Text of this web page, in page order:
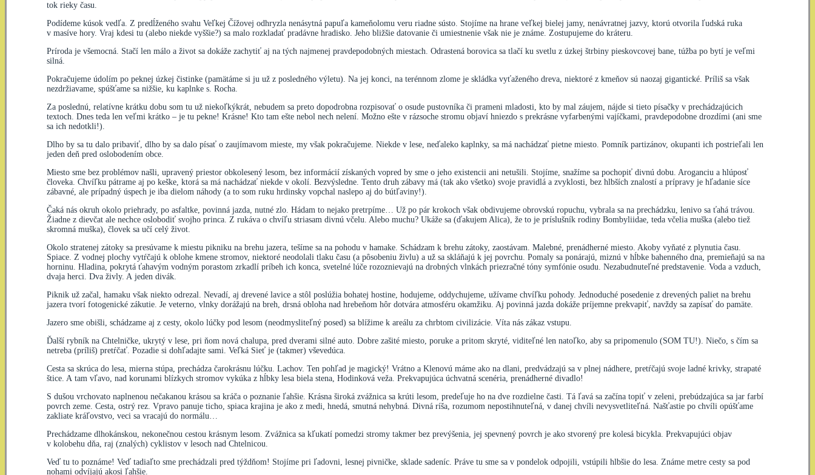
tok rieky času.
Podídeme kúsok vedľa. Z predĺženého svahu Veľkej Čížovej odhryzla nenásytná papuľa kameňolomu veru riadne sústo. Stojíme na hrane veľkej bielej jamy, nenávratnej jazvy, ktorú otvorila ľudská ruka
v masíve hory. Vraj kdesi tu (alebo niekde vyššie?) sa malo rozkladať pradávne hradisko. Jeho bližšie datovanie či umiestnenie však nie je známe. Zostupujeme do kráteru.
Príroda je všemocná. Stačí len málo a život sa dokáže zachytiť aj na tých najmenej pravdepodobných miestach. Odrastená borovica sa tlačí ku svetlu z úzkej štrbiny pieskovcovej bane, túžba po bytí je veľmi
silná.
Pokračujeme údolím po peknej úzkej čistinke (pamätáme si ju už z posledného výletu). Na jej konci, na terénnom zlome je skládka vyťaženého dreva, niektoré z kmeňov sú naozaj gigantické. Príliš sa však
nezdržiavame, spúšťame sa nižšie, ku kaplnke s. Rocha.
Za poslednú, relatívne krátku dobu som tu už niekoľkýkrát, nebudem sa preto dopodrobna rozpisovať o osude pustovníka či prameni mladosti, kto by mal záujem, nájde si tieto písačky v prechádzajúcich
textoch. Dnes teda len veľmi krátko – je tu pekne! Krásne! Kto tam ešte nebol nech nelení. Možno ešte v rázsoche stromu objaví hniezdo s prekrásne vyfarbenými vajíčkami, pravdepodobne drozdími (ani sme
sa ich nedotkli!).
Dlho by sa tu dalo pribaviť, dlho by sa dalo písať o zaujímavom mieste, my však pokračujeme. Niekde v lese, neďaleko kaplnky, sa má nachádzať pietne miesto. Pomník partizánov, okupanti ich postrieľali len
jeden deň pred oslobodením obce.
Miesto sme bez problémov našli, upravený priestor obkolesený lesom, bez informácií získaných vopred by sme o jeho existencii ani netušili. Stojíme, snažíme sa pochopiť divnú dobu. Aroganciu a hlúposť
človeka. Chvíľku pátrame aj po keške, ktorá sa má nachádzať niekde v okolí. Bezvýsledne. Tento druh zábavy má (tak ako všetko) svoje pravidlá a zvyklosti, bez hlbších znalostí a prípravy je hľadanie síce
zábavné, ale prípadný úspech je iba dielom náhody (a to som ruku hrdinsky vopchal naslepo aj do bútľaviny!).
Čaká nás okruh okolo priehrady, po asfaltke, povinná jazda, nutné zlo. Hádam to nejako pretrpíme… Už po pár krokoch však obdivujeme obrovskú ropuchu, vybrala sa na prechádzku, lenivo sa ťahá trávou.
Žiadne z dievčat ale nechce oslobodiť svojho princa. Z rukáva o chvíľu striasam divnú včelu. Alebo muchu? Ukáže sa (ďakujem Alica), že to je príslušník rodiny Bombyliidae, teda včelia muška (alebo tiež
skromná muška), človek sa učí celý život.
Okolo stratenej zátoky sa presúvame k miestu pikniku na brehu jazera, tešíme sa na pohodu v hamake. Schádzam k brehu zátoky, zaostávam. Malebné, prenádherné miesto. Akoby vyňaté z plynutia času.
Spiace. Z vodnej plochy vytŕčajú k oblohe kmene stromov, niektoré neodolali tlaku času (a pôsobeniu živlu) a už sa skláňajú k jej povrchu. Pomaly sa ponárajú, miznú v hĺbke bahenného dna, premieňajú sa na
horninu. Hladina, pokrytá ťahavým vodným porastom zrkadlí príbeh ich konca, svetelné lúče rozoznievajú na drobných vlnkách priezračné tóny symfónie osudu. Nezabudnuteľné predstavenie. Voda a vzduch,
dvaja herci. Dva živly. A jeden divák.
Piknik už začal, hamaku však niekto odrezal. Nevadí, aj drevené lavice a stôl poslúžia bohatej hostine, hodujeme, oddychujeme, užívame chvíľku pohody. Jednoduché posedenie z drevených paliet na brehu
jazera tvorí fotogenické zákutie. Je veterno, vlnky dorážajú na breh, drsná obloha nad hrebeňom hôr dotvára atmosféru okamžiku. Aj povinná jazda dokáže príjemne prekvapiť, navždy sa zapísať do pamäte.
Jazero sme obišli, schádzame aj z cesty, okolo lúčky pod lesom (neodmysliteľný posed) sa blížime k areálu za chrbtom civilizácie. Víta nás zákaz vstupu.
Ďalší rybník na Chtelničke, ukrytý v lese, pri ňom nová chalupa, pred dverami silné auto. Dobre zašité miesto, poruke a pritom skryté, viditeľné len natoľko, aby sa pripomenulo (SOM TU!). Niečo, s čím sa
netreba (príliš) pretŕčať. Pozadie si dohľadajte sami. Veľká Sieť je (takmer) vševedúca.
Cesta sa skrúca do lesa, mierna stúpa, prechádza čarokrásnu lúčku. Lachov. Ten pohľad je magický! Vrátno a Klenovú máme ako na dlani, predvádzajú sa v plnej nádhere, pretŕčajú svoje ladné krivky, strapaté
štice. A tam vľavo, nad korunami blízkych stromov vykúka z hĺbky lesa biela stena, Hodinková veža. Prekvapujúca úchvatná scenéria, prenádherné divadlo!
S dušou vrchovato naplnenou nečakanou krásou sa kráča o poznanie ľahšie. Krásna široká zvážnica sa krúti lesom, predeľuje ho na dve rozdielne časti. Tá ľavá sa začína topiť v zeleni, prebúdzajúca sa jar farbí
povrch zeme. Cesta, ostrý rez. Vpravo panuje ticho, spiaca krajina je ako z medi, hnedá, smutná nehybná. Divná ríša, rozumom nepostihnuteľná, v danej chvíli nevysvetliteľná. Našťastie po chvíli opúšťame
zakliate kráľovstvo, veci sa vracajú do normálu…
Prechádzame dlhokánskou, nekonečnou cestou krásnym lesom. Zvážnica sa kľukatí pomedzi stromy takmer bez prevýšenia, jej spevnený povrch je ako stvorený pre kolesá bicykla. Prekvapujúci objav
v kolobehu dňa, raj (znalých) cyklistov v lesoch nad Chtelnicou.
Veď tu to poznáme! Veď tadiaľto sme prechádzali pred týždňom! Stojíme pri ľadovni, lesnej pivničke, sklade sadeníc. Práve tu sme sa v pondelok odpojili, vstúpili hlbšie do lesa. Známe metre cesty sa pod
nohami odvíjajú akosi ľahšie.